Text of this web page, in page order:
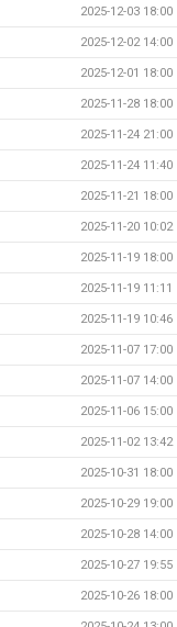
2025-12-03 18:00
2025-12-02 14:00
2025-12-01 18:00
2025-11-28 18:00
2025-11-24 21:00
2025-11-24 11:40
2025-11-21 18:00
2025-11-20 10:02
2025-11-19 18:00
2025-11-19 11:11
2025-11-19 10:46
2025-11-07 17:00
2025-11-07 14:00
2025-11-06 15:00
2025-11-02 13:42
2025-10-31 18:00
2025-10-29 19:00
2025-10-28 14:00
2025-10-27 19:55
2025-10-26 18:00